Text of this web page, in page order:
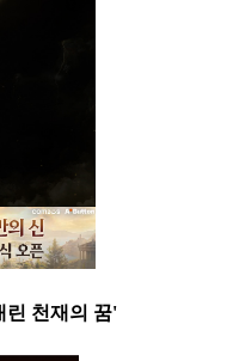
린 천재의 꿈'